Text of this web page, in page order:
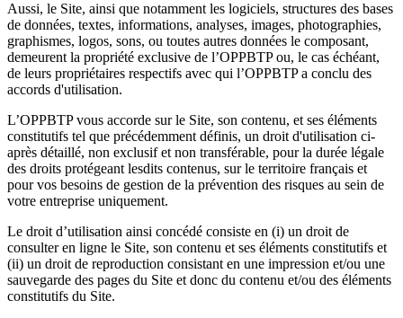
Aussi, le Site, ainsi que notamment les logiciels, structures des bases
de données, textes, informations, analyses, images, photographies,
graphismes, logos, sons, ou toutes autres données le composant,
demeurent la propriété exclusive de l’OPPBTP ou, le cas échéant,
de leurs propriétaires respectifs avec qui l’OPPBTP a conclu des
accords d'utilisation.
L’OPPBTP vous accorde sur le Site, son contenu, et ses éléments
constitutifs tel que précédemment définis, un droit d'utilisation ci-
après détaillé, non exclusif et non transférable, pour la durée légale
des droits protégeant lesdits contenus, sur le territoire français et
pour vos besoins de gestion de la prévention des risques au sein de
votre entreprise uniquement.
Le droit d’utilisation ainsi concédé consiste en (i) un droit de
consulter en ligne le Site, son contenu et ses éléments constitutifs et
(ii) un droit de reproduction consistant en une impression et/ou une
sauvegarde des pages du Site et donc du contenu et/ou des éléments
constitutifs du Site.